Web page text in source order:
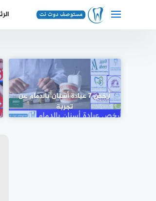
أرخص 7 عيادة أسنان بالدمام عن
تجربة